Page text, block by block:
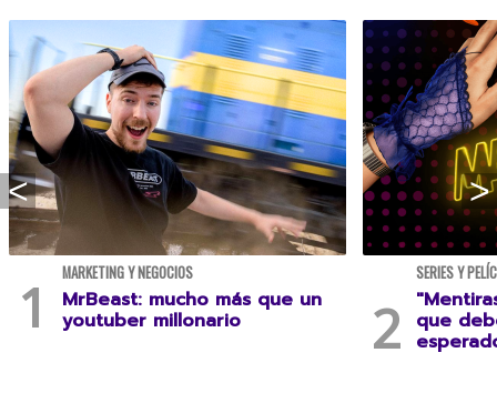
MARKETING Y NEGOCIOS
MrBeast: mucho más que un
youtuber millonario
SERIES Y
que